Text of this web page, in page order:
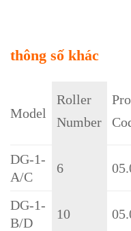
thông số khác
Model
Roller
Number
DG-1-
A/C
6
DG-1-
B/D
10